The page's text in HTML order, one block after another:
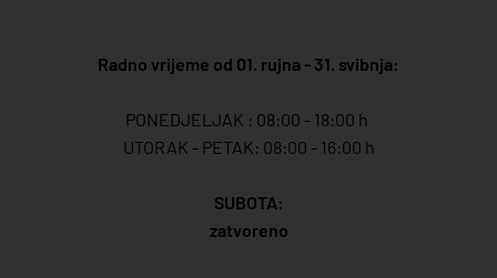
Radno vrijeme od 01. rujna - 31. svibnja:
PONEDJELJAK : 08:00 - 18:00 h
UTORAK - PETAK: 08:00 - 16:00 h
SUBOTA:
zatvoreno